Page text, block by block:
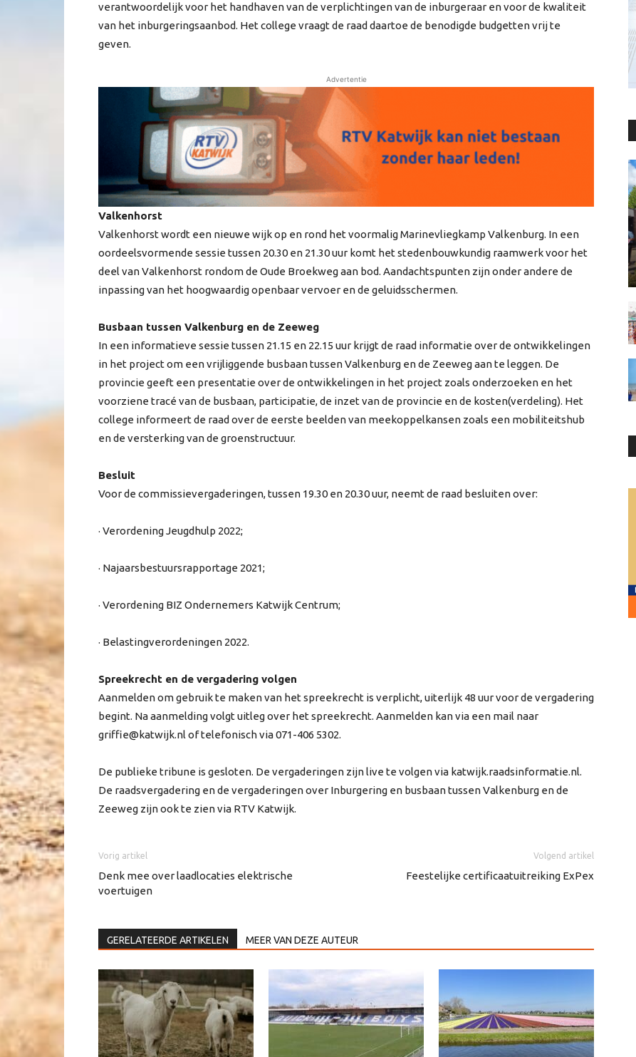
verantwoordelijk voor het handhaven van de verplichtingen van de inburgeraar en voor de kwaliteit
van het inburgeringsaanbod. Het college vraagt de raad daartoe de benodigde budgetten vrij te
geven.
Advertentie
Valkenhorst
Valkenhorst wordt een nieuwe wijk op en rond het voormalig Marinevliegkamp Valkenburg. In een
oordeelsvormende sessie tussen 20.30 en 21.30 uur komt het stedenbouwkundig raamwerk voor het
deel van Valkenhorst rondom de Oude Broekweg aan bod. Aandachtspunten zijn onder andere de
inpassing van het hoogwaardig openbaar vervoer en de geluidsschermen.
Busbaan tussen Valkenburg en de Zeeweg
In een informatieve sessie tussen 21.15 en 22.15 uur krijgt de raad informatie over de ontwikkelingen
in het project om een vrijliggende busbaan tussen Valkenburg en de Zeeweg aan te leggen. De
provincie geeft een presentatie over de ontwikkelingen in het project zoals onderzoeken en het
voorziene tracé van de busbaan, participatie, de inzet van de provincie en de kosten(verdeling). Het
college informeert de raad over de eerste beelden van meekoppelkansen zoals een mobiliteitshub
en de versterking van de groenstructuur.
Besluit
Voor de commissievergaderingen, tussen 19.30 en 20.30 uur, neemt de raad besluiten over:
· Verordening Jeugdhulp 2022;
· Najaarsbestuursrapportage 2021;
· Verordening BIZ Ondernemers Katwijk Centrum;
· Belastingverordeningen 2022.
Spreekrecht en de vergadering volgen
Aanmelden om gebruik te maken van het spreekrecht is verplicht, uiterlijk 48 uur voor de vergadering
begint. Na aanmelding volgt uitleg over het spreekrecht. Aanmelden kan via een mail naar
griffie@katwijk.nl of telefonisch via 071-406 5302.
De publieke tribune is gesloten. De vergaderingen zijn live te volgen via katwijk.raadsinformatie.nl.
De raadsvergadering en de vergaderingen over Inburgering en busbaan tussen Valkenburg en de
Zeeweg zijn ook te zien via RTV Katwijk.
Vorig artikel
Denk mee over laadlocaties elektrische
voertuigen
Volgend artikel
Feestelijke certificaatuitreiking ExPex
GERELATEERDE ARTIKELEN MEER VAN DEZE AUTEUR